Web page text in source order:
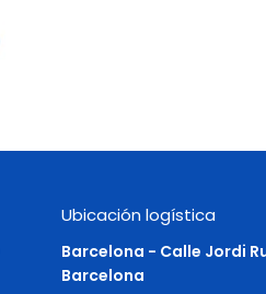
Ubicación logística
Barcelona - Calle Jordi
Barcelona